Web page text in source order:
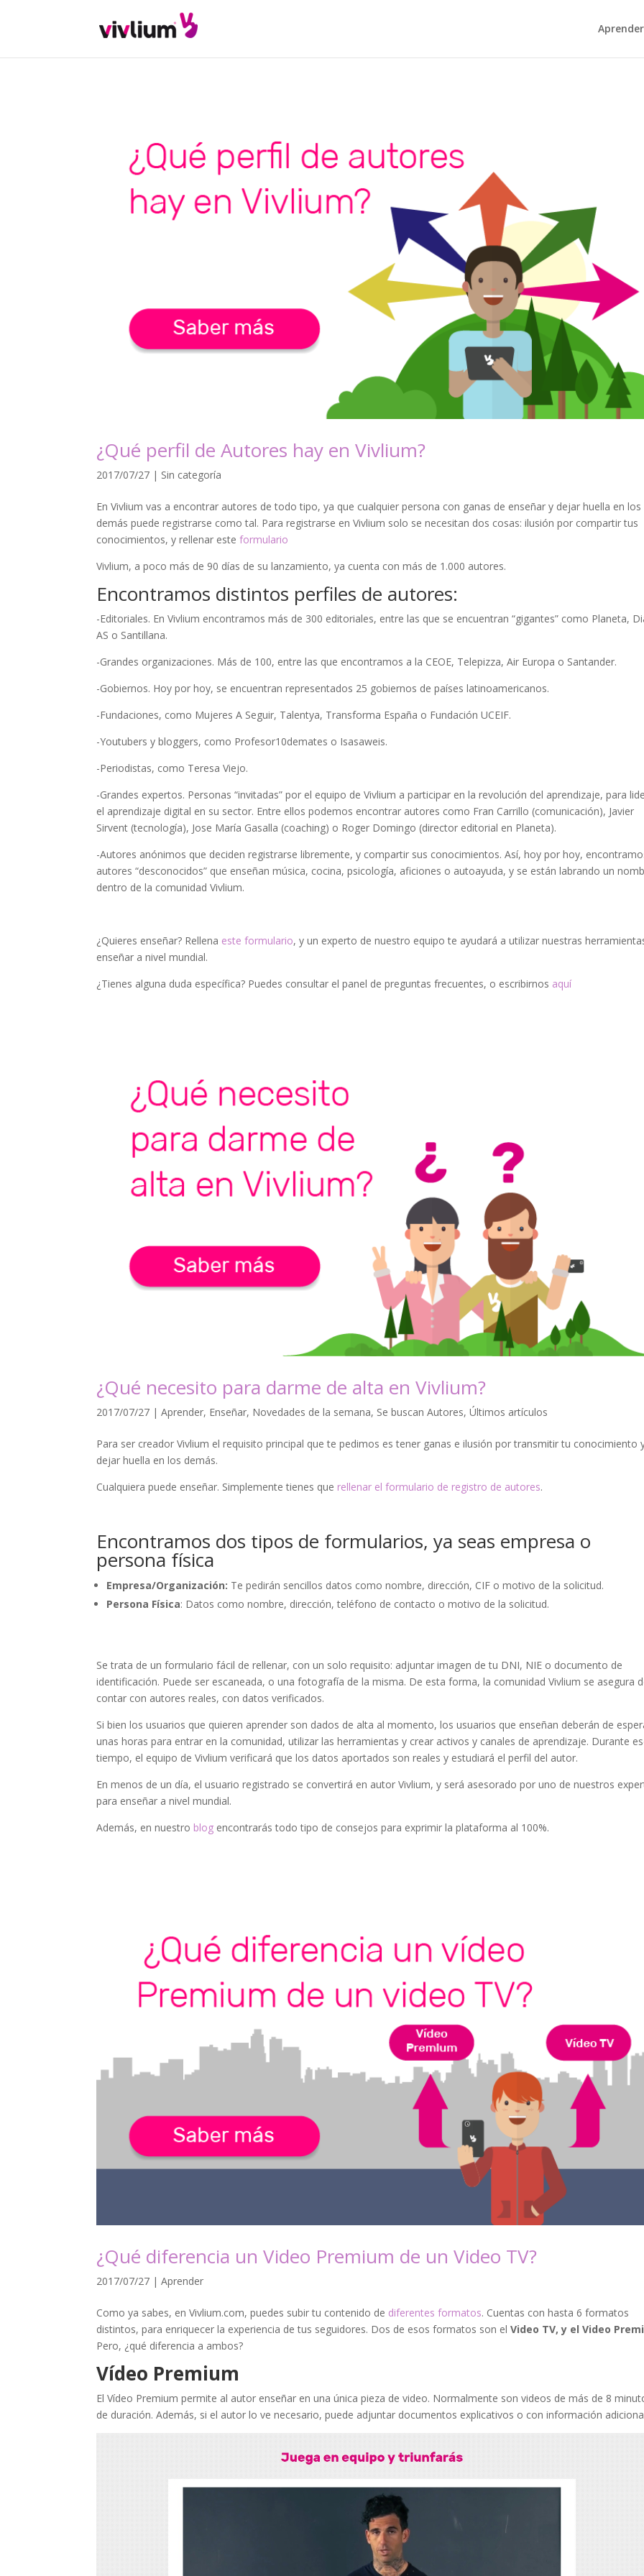
Aprender
¿Qué perfil de Autores hay en Vivlium?
2017/07/27 | Sin categoría
En Vivlium vas a encontrar autores de todo tipo, ya que cualquier persona con ganas de enseñar y dejar huella en los
demás puede registrarse como tal. Para registrarse en Vivlium solo se necesitan dos cosas: ilusión por compartir tus
conocimientos, y rellenar esteformulario
Vivlium, a poco más de 90 días de su lanzamiento, ya cuenta con más de 1.000 autores.
Encontramos distintos perfiles de autores:
-Editoriales. En Vivlium encontramos más de 300 editoriales, entre las que se encuentran “gigantes” como Planeta,
AS o Santillana.
-Grandes organizaciones. Más de 100, entre las que encontramos a la CEOE, Telepizza, Air Europa o Santander.
-Gobiernos. Hoy por hoy, se encuentran representados 25 gobiernos de países latinoamericanos.
-Fundaciones, como Mujeres A Seguir, Talentya, Transforma España o Fundación UCEIF.
-Youtubers y bloggers, como Profesor10demates o Isasaweis.
-Periodistas, como Teresa Viejo.
-Grandes expertos. Personas “invitadas” por el equipo de Vivlium a participar en la revolución del aprendizaje, para
el aprendizaje digital en su sector. Entre ellos podemos encontrar autores como Fran Carrillo (comunicación), Javier
Sirvent (tecnología), Jose María Gasalla (coaching) o Roger Domingo (director editorial en Planeta).
-Autores anónimos que deciden registrarse libremente, y compartir sus conocimientos. Así, hoy por hoy,
autores “desconocidos” que enseñan música, cocina, psicología, aficiones o autoayuda, y se están labrando un
dentro de la comunidad Vivlium.
¿Quieres enseñar? Rellena este formulario, y un experto de nuestro equipo te ayudará a utilizar nuestras
enseñar a nivel mundial.
¿Tienes alguna duda específica? Puedes consultar el panel de preguntas frecuentes, o escribirnos aquí
¿Qué necesito para darme de alta en Vivlium?
2017/07/27 |Aprender, Enseñar, Novedades de la semana, Se buscan Autores,Últimos artículos
Para ser creador Vivlium el requisito principal que te pedimos es tener ganas e ilusión por transmitir tu conocimiento
dejar huella en los demás.
Cualquiera puede enseñar. Simplemente tienes que rellenar el formulario de registro de autores.
Encontramos dos tipos de formularios, ya seas empresa o
persona física
Empresa/Organización: Te pedirán sencillos datos como nombre, dirección, CIF o motivo de la solicitud.
Persona Física: Datos como nombre, dirección, teléfono de contacto o motivo de la solicitud.
Se trata de un formulario fácil de rellenar, con un solo requisito: adjuntar imagen de tu DNI, NIE o documento de
identificación. Puede ser escaneada, o una fotografía de la misma. De esta forma, la comunidad Vivlium se asegura
contar con autores reales, con datos verificados.
Si bien los usuarios que quieren aprender son dados de alta al momento, los usuarios que enseñan deberán de
unas horas para entrar en la comunidad, utilizar las herramientas y crear activos y canales de aprendizaje. Durante
tiempo, el equipo de Vivlium verificará que los datos aportados son reales y estudiará el perfil del autor.
En menos de un día, el usuario registrado se convertirá en autor Vivlium, y será asesorado por uno de nuestros
para enseñar a nivel mundial.
Además, en nuestro blog encontrarás todo tipo de consejos para exprimir la plataforma al 100%.
¿Qué diferencia un Video Premium de un Video TV?
2017/07/27 |Aprender
Como ya sabes, en Vivlium.com, puedes subir tu contenido de diferentes formatos. Cuentas con hasta 6 formatos
distintos, para enriquecer la experiencia de tus seguidores. Dos de esos formatos son elVideo TV, y el Video
Pero, ¿qué diferencia a ambos?
Vídeo Premium
El Vídeo Premium permite al autor enseñar en una única pieza de video. Normalmente son videos de más de 8
de duración. Además, si el autor lo ve necesario, puede adjuntar documentos explicativos o con información